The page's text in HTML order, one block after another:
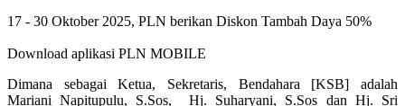
17 - 30 Oktober 2025, PLN berikan Diskon Tambah Daya 50%
Download aplikasi PLN MOBILE
Dimana sebagai Ketua, Sekretaris, Bendahara [KSB] adalah
Mariani Napitupulu, S.Sos, Hj. Suharyani, S.Sos dan Hj. Sri